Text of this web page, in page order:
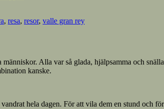
, resa, resor, valle gran rey
Alla var så glada, hjälpsamma och
kanske.
hela dagen. För att vila dem en stund och